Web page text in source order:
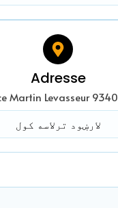
Adresse
لارښود ترلاسه کول